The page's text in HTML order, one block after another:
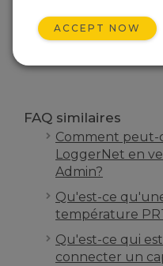
FAQ similaires
Comment
LoggerNet en
Admin?
Qu'est-ce
température
Qu'est-ce qui
connecter un
ACCEPT NOW